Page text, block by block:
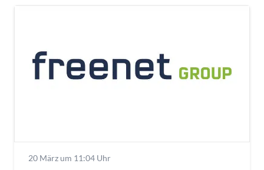
20 März um 11:04 Uhr